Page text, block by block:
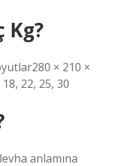
Kg?
× 210 ×
22, 25, 30
anlamına